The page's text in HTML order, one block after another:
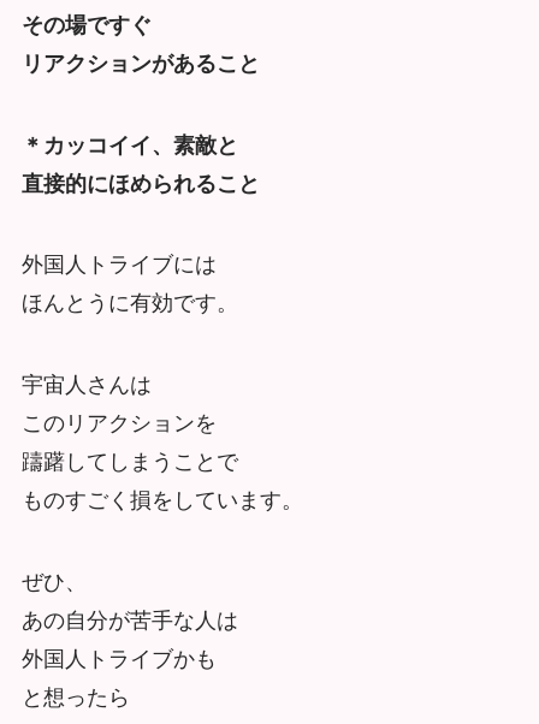
その場ですぐ
リアクションがあること
＊カッコイイ、素敵と
直接的にほめられること
外国人トライブには
ほんとうに有効です。
宇宙人さんは
このリアクションを
躊躇してしまうことで
ものすごく損をしています。
ぜひ、
あの自分が苦手な人は
外国人トライブかも
と想ったら